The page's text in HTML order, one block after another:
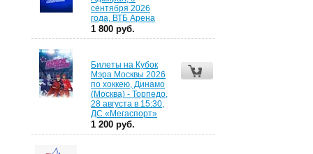
сентября 2026
года, ВТБ Арена
1 800 руб.
Билеты на Кубок
Мэра Москвы 2026
по хоккею, Динамо
(Москва) - Торпедо,
28 августа в 15:30,
ДС «Мегаспорт»
1 200 руб.